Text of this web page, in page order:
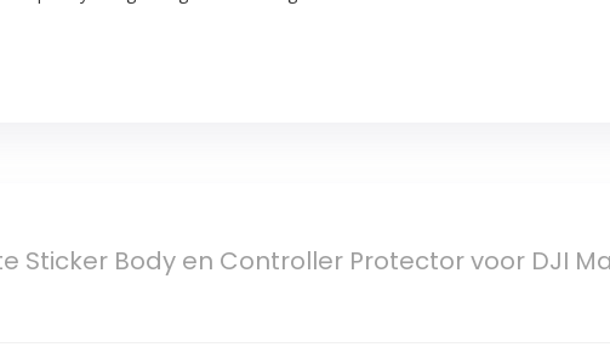
Sticker Body en Controller Protector voor DJI